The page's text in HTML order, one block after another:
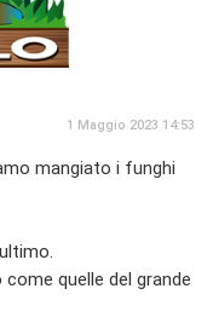
1 Maggio 2023 14:53
mangiato i funghi
quelle del grande